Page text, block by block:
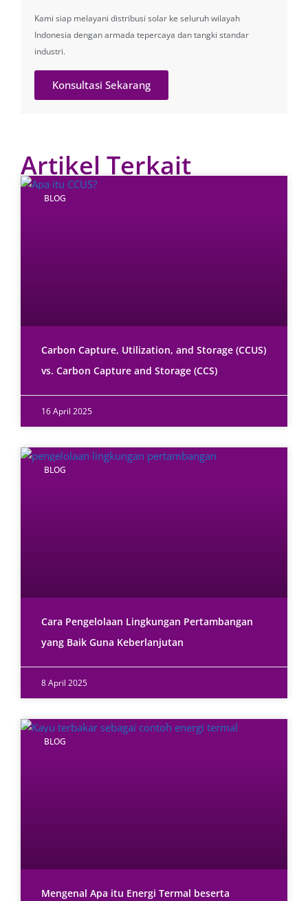
Kami siap melayani distribusi solar ke seluruh wilayah
Indonesia dengan armada tepercaya dan tangki standar
industri.
Konsultasi Sekarang
Artikel Terkait
BLOG
Carbon Capture, Utilization, and Storage (CCUS)
vs. Carbon Capture and Storage (CCS)
16 April 2025
BLOG
Cara Pengelolaan Lingkungan Pertambangan
yang Baik Guna Keberlanjutan
8 April 2025
BLOG
Mengenal Apa itu Energi Termal beserta